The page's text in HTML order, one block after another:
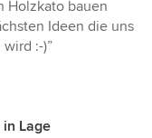
Holzkato bauen
Ideen die uns
:-)”
Lage